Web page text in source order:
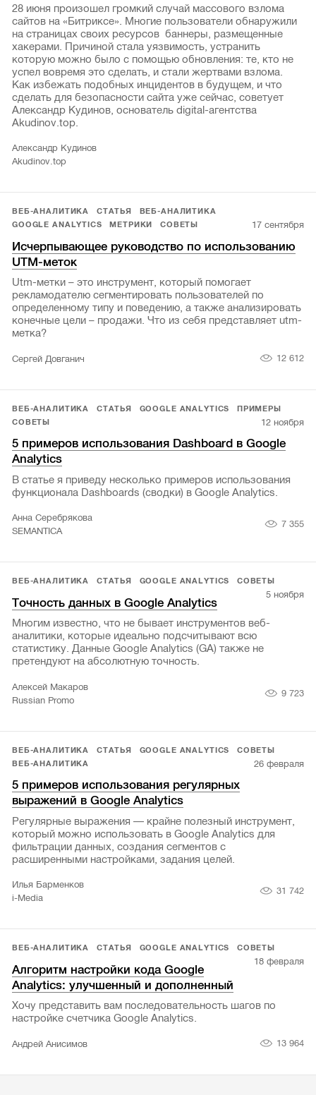
28 июня произошел громкий случай массового взлома
сайтов на «Битриксе». Многие пользователи обнаружили
на страницах своих ресурсов баннеры, размещенные
хакерами. Причиной стала уязвимость, устранить
которую можно было с помощью обновления: те, кто не
успел вовремя это сделать, и стали жертвами взлома.
Как избежать подобных инцидентов в будущем, и что
сделать для безопасности сайта уже сейчас, советует
Александр Кудинов, основатель digital-агентства
Akudinov.top.
Александр Кудинов
Akudinov.top
ВЕБ-АНАЛИТИКА СТАТЬЯ
ВЕБ-АНАЛИТИКА
GOOGLE ANALYTICS
МЕТРИКИ СОВЕТЫ 17 сентября
Исчерпывающее руководство по использованию
UTM-меток
Utm-метки – это инструмент, который помогает
рекламодателю сегментировать пользователей по
определенному типу и поведению, а также анализировать
конечные цели – продажи. Что из себя представляет utm-
метка?
Сергей Довганич 12 612
ВЕБ-АНАЛИТИКА СТАТЬЯ GOOGLE ANALYTICS
ПРИМЕРЫ
СОВЕТЫ
12 ноября
5 примеров использования Dashboard в Google
Analytics
В статье я приведу несколько примеров использования
функционала Dashboards (сводки) в Google Analytics.
Анна Серебрякова
SEMANTICA
7 355
ВЕБ-АНАЛИТИКА СТАТЬЯ GOOGLE ANALYTICS СОВЕТЫ
5 ноября
Точность данных в Google Analytics
Многим известно, что не бывает инструментов веб-
аналитики, которые идеально подсчитывают всю
статистику. Данные Google Analytics (GA) также не
претендуют на абсолютную точность.
Алексей Макаров
Russian Promo
9 723
ВЕБ-АНАЛИТИКА СТАТЬЯ GOOGLE ANALYTICS
СОВЕТЫ
ВЕБ-АНАЛИТИКА
26 февраля
5 примеров использования регулярных
выражений в Google Analytics
Регулярные выражения — крайне полезный инструмент,
который можно использовать в Google Analytics для
фильтрации данных, создания сегментов с
расширенными настройками, задания целей.
Илья Барменков
i-Media
31 742
ВЕБ-АНАЛИТИКА СТАТЬЯ GOOGLE ANALYTICS СОВЕТЫ
18 февраля
Алгоритм настройки кода Google
Analytics: улучшенный и дополненный
Хочу представить вам последовательность шагов по
настройке счетчика Google Analytics.
Андрей Анисимов 13 964